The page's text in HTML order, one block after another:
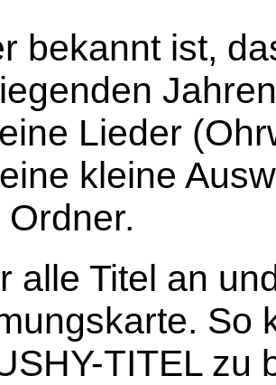
bekannt ist,
Jahren
Lieder
kleine
alle Titel an
So
TITEL zu